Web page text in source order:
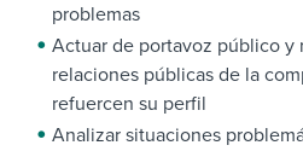
problemas
Actuar de portavoz público y
relaciones públicas de la
refuercen su perfil
Analizar situaciones